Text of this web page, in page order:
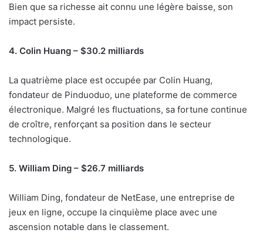
Bien que sa richesse ait connu une légère baisse, son
impact persiste.
4. Colin Huang – $30.2 milliards
La quatrième place est occupée par Colin Huang,
fondateur de Pinduoduo, une plateforme de commerce
électronique. Malgré les fluctuations, sa fortune continue
de croître, renforçant sa position dans le secteur
technologique.
5. William Ding – $26.7 milliards
William Ding, fondateur de NetEase, une entreprise de
jeux en ligne, occupe la cinquième place avec une
ascension notable dans le classement.